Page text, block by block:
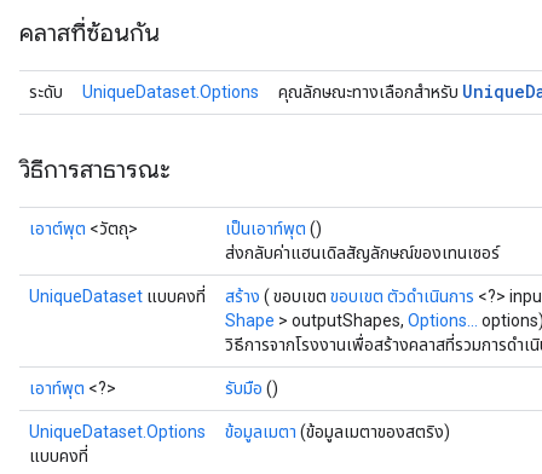
คลาสที่ซ้อนกัน
ระดับ UniqueDataset.Options คุณลักษณะทางเลือกสำหรับ Unique
วิธีการสาธารณะ
เอาต์พุต <วัตถุ> เป็นเอาท์พุต ()
ส่งกลับค่าแฮนเดิลสัญลักษณ์ของเทนเซอร์
UniqueDataset แบบคงที่ สร้าง ( ขอบเขต ขอบเขต ตัวดำเนินการ <?>
Shape > outputShapes, Options...
วิธีการจากโรงงานเพื่อสร้างคลาสที่รวมการดำ
เอาท์พุต <?> รับมือ ()
UniqueDataset.Options
แบบคงที่
ข้อมูลเมตา (ข้อมูลเมตาของสตริง)